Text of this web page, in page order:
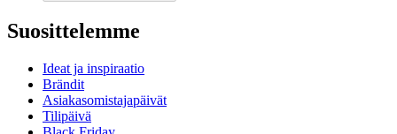
Suosittelemme
Ideat ja inspiraatio
Brändit
Asiakasomistajapäivät
Tilipäivä